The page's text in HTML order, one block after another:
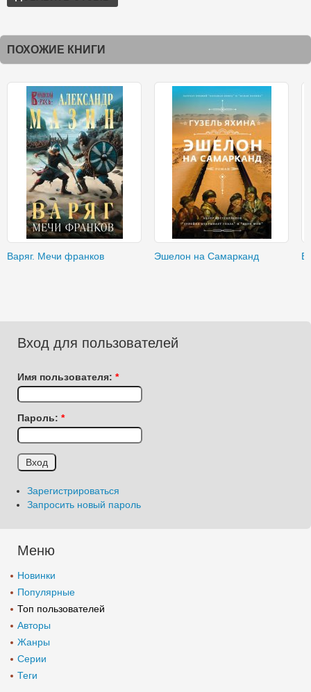
ПОХОЖИЕ КНИГИ
Варяг. Мечи франков Эшелон на Самарканд
Вход для пользователей
Имя пользователя: *
Пароль: *
Зарегистрироваться
Запросить новый пароль
Меню
Новинки
Популярные
Топ пользователей
Авторы
Жанры
Серии
Теги